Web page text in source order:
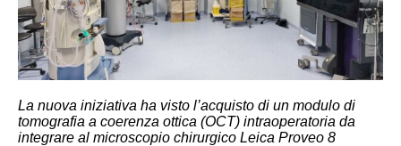
La nuova iniziativa ha visto l’acquisto di un modulo di
tomografia a coerenza ottica (OCT) intraoperatoria da
integrare al microscopio chirurgico Leica Proveo 8